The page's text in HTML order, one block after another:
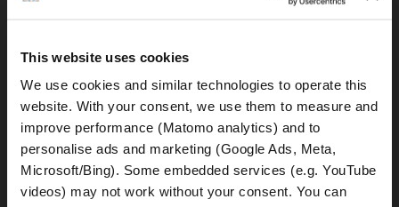
This website uses cookies
We use cookies and similar technologies to operate this
website. With your consent, we use them to measure and
improve performance (Matomo analytics) and to
personalise ads and marketing (Google Ads, Meta,
Microsoft/Bing). Some embedded services (e.g. YouTube
videos) may not work without your consent. You can
país de tu ruta prevista y asegúrate de que tu permiso
documento de identidad y documentos de alquiler sean
válidos y estén disponibles. Consulta también nuestras
preguntas frecuentes sobre:
validez del permiso de moto
documentos necesarios para el alquiler
cruzar fronteras con una moto de alquiler
condiciones de alquiler